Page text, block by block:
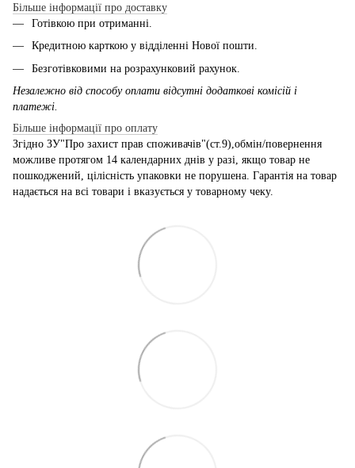
Більше інформації про доставку
Готівкою при отриманні.
Кредитною карткою у відділенні Нової пошти.
Безготівковими на розрахунковий рахунок.
Незалежно від способу оплати відсутні додаткові комісій і
платежі.
Більше інформації про оплату
Згідно ЗУ"Про захист прав споживачів"(ст.9),обмін/повернення
можливе протягом 14 календарних днів у разі, якщо товар не
пошкоджений, цілісність упаковки не порушена. Гарантія на товар
надається на всі товари і вказується у товарному чеку.